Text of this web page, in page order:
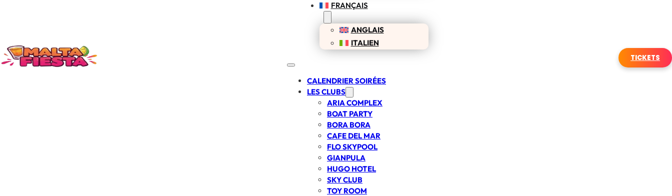
FRANÇAIS
ANGLAIS
ITALIEN
CALENDRIER SOIRÉES
LES CLUBS
ARIA COMPLEX
BOAT PARTY
BORA BORA
CAFE DEL MAR
FLO SKYPOOL
GIANPULA
HUGO HOTEL
SKY CLUB
TOY ROOM
TICKETS